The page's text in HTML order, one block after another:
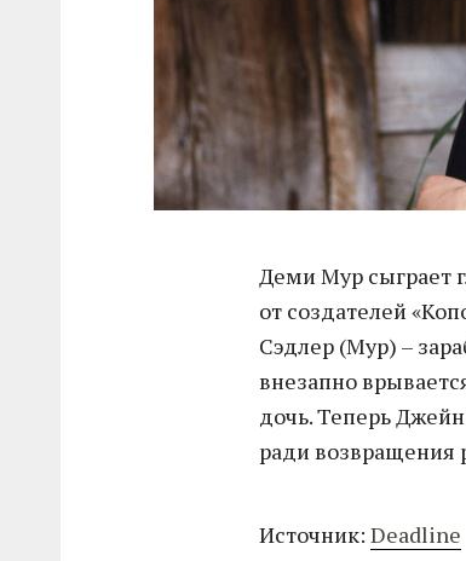
Деми Мур сыграет
от создателей
Сэдлер (Мур) –
внезапно
дочь. Теперь
ради возвращения
Источник:Deadline